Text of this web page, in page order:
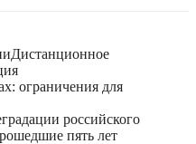
Дистанционное
ограничения для
российского
пять лет